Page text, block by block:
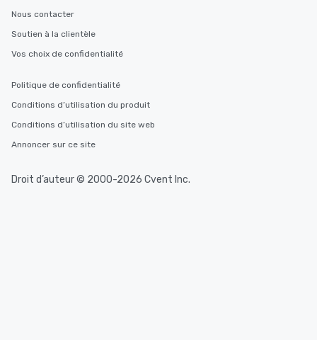
Nous contacter
Soutien à la clientèle
Vos choix de confidentialité
Politique de confidentialité
Conditions d’utilisation du produit
Conditions d’utilisation du site web
Annoncer sur ce site
Droit d’auteur © 2000-2026 Cvent Inc.